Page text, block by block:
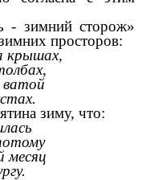
- зимний сторож»
просторов:
крышах,
ватой
зиму, что:
месяц